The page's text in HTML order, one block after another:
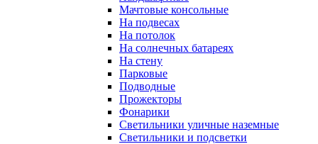
Мачтовые консольные
На подвесах
На потолок
На солнечных батареях
На стену
Парковые
Подводные
Прожекторы
Фонарики
Светильники уличные наземные
Светильники и подсветки